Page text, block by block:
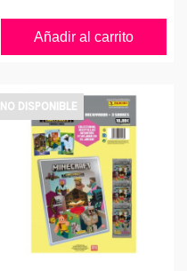
Añadir al carrito
NO DISPONIBLE